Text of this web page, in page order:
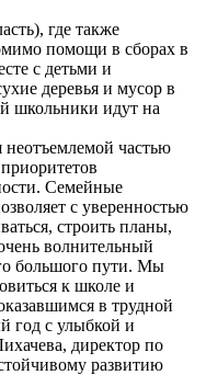
где также
помощи в сборах в
с детьми и
деревья и мусор в
школьники идут на
неотъемлемой частью
Семейные
с уверенностью
строить планы,
волнительный
большого пути. Мы
к школе и
в трудной
год с улыбкой и
директор по
развитию